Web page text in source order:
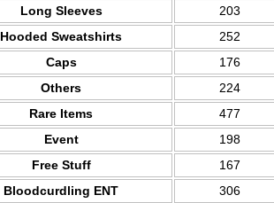
Long Sleeves
203
Hooded Sweatshirts
252
Caps
176
Others
224
Rare Items
477
Event
198
Free Stuff
167
Bloodcurdling ENT
306